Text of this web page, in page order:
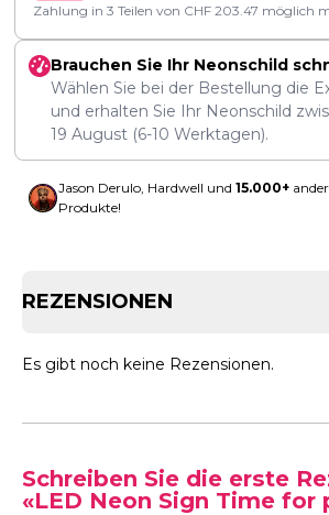
Zahlung in 3 Teilen von CHF 203.47 möglich
Brauchen Sie Ihr Neonschild
Wählen Sie bei der Bestellung die
und erhalten Sie Ihr Neonschild
19 August (6-10 Werktagen).
Jason Derulo, Hardwell und 15.000+
Produkte!
REZENSIONEN
Es gibt noch keine Rezensionen.
Schreiben Sie die erste
«LED Neon Sign Time for